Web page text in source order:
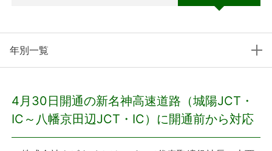
プレスリリース
プレスリリース
年別一覧
4月30日開通の新名神高速道路（城陽JCT・
IC～八幡京田辺JCT・IC）に開通前から対応